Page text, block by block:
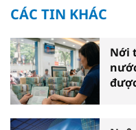
CÁC TIN KHÁC
Nới